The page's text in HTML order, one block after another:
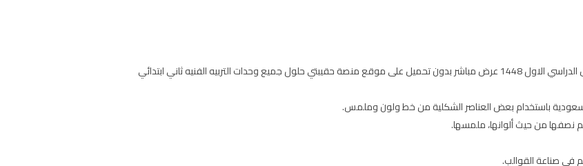
حل كتاب مادة التربية الفنية للصف الثاني الابتدائي الفصل الدراسي الاول 1448 عرض مباشر بدون تحميل على موقع منصة حقيبتي حلول جميع وحدات التربيه الفنيه ثاني ابتدائي
باستخدام بعض العناصر الشكلية من خط ولون وملمس.
في صناعة القوالب.